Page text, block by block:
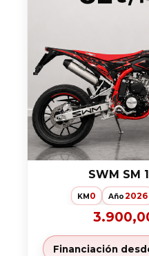
SWM SM
KM0 Año2026
Financiación